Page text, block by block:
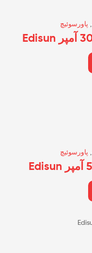
پاورسوئیچ
پاورسوئیچ